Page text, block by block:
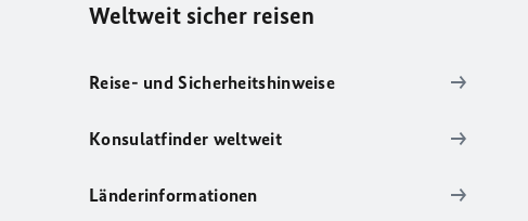
Weltweit sicher reisen
Reise- und Sicherheitshinweise
Konsulatfinder weltweit
Länderinformationen